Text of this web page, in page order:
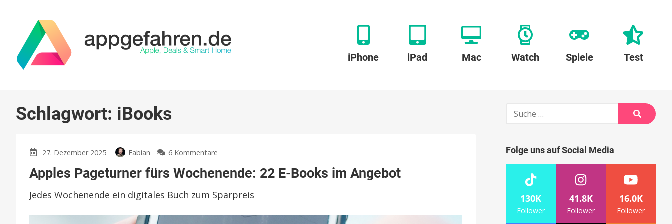
iPhone iPad Mac Watch Spiele Test
Schlagwort: iBooks
27. Dezember 2025 Fabian 6 Kommentare
Pageturner
Wochenende:
E-
Apples Pageturner fürs Wochenende: 22 E-Books im Angebot
Jedes Wochenende ein digitales Buch zum Sparpreis
Suche
Suche
Folge uns auf Social Media
130K
Follower
41.8K
Follower
16.0K
Follower